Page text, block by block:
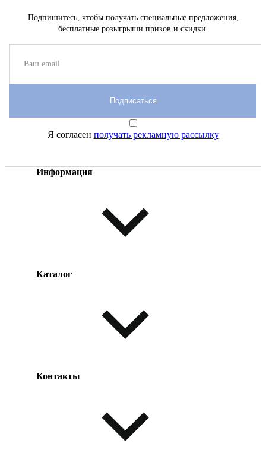
Информация
Таблица размеров
Каталог
Контакты
Подпишитесь, чтобы получать специальные предложения,
бесплатные розыгрыши призов и скидки.
Подписаться
Я согласен получать рекламную рассылку